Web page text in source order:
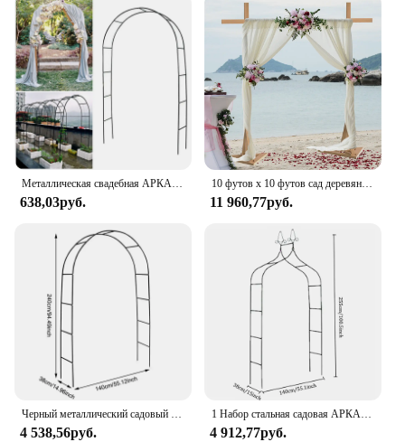
Металлическая свадебная АРКА, Штабелируемая Арка «сделай сам» для реквизита, принадлежности, украшение, легкая сборка, розы, ворота, шар, архальная архера, декор Вечерние
638,03руб.
10 футов x 10 футов сад деревянная Свадебная церемония Арка фон рамка стенд цветок Арка стойка для фотостудии, свадебный душ, патио
11 960,77руб.
Черный металлический садовый Свадебный АРК, большая рамка с цветами, шары, арка, уличное украшение для газона, можно свободно собирать
4 538,56руб.
1 Набор стальная садовая АРКА, свадебные фотообои, Цветочная рамка, шары, арка, открытый газон, декор для активного отдыха, реквизит для украшения дня рождения
4 912,77руб.